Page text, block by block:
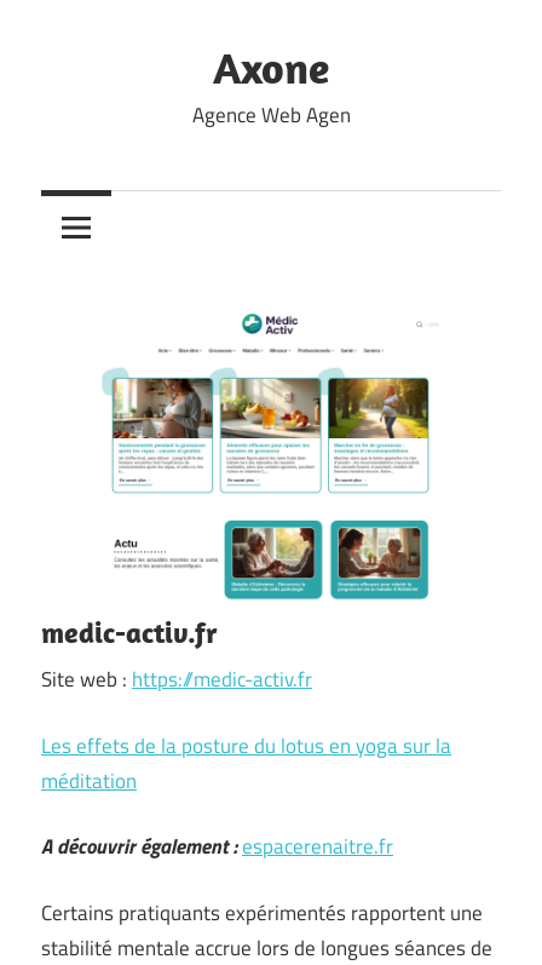
Axone
Agence Web Agen
medic-activ.fr
Site web : https://medic-activ.fr
Les effets de la posture du lotus en yoga sur la
méditation
A découvrir également :espacerenaitre.fr
Certains pratiquants expérimentés rapportent une
stabilité mentale accrue lors de longues séances de